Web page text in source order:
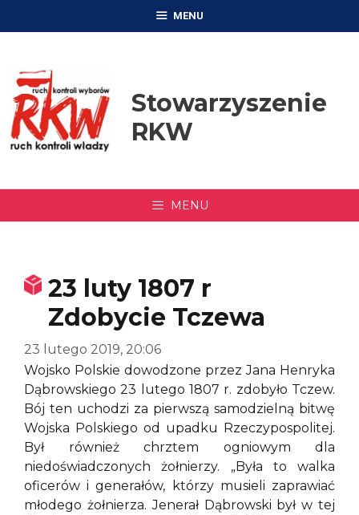
MENU
Stowarzyszenie
RKW
MENU
23 luty 1807 r
Zdobycie Tczewa
23 lutego 2019, 20:06
Wojsko Polskie dowodzone przez Jana Henryka
Dąbrowskiego 23 lutego 1807 r. zdobyło Tczew.
Bój ten uchodzi za pierwszą samodzielną bitwę
Wojska Polskiego od upadku Rzeczypospolitej.
Był również chrztem ogniowym dla
niedoświadczonych żołnierzy. „Była to walka
oficerów i generałów, którzy musieli zaprawiać
młodego żołnierza. Jenerał Dąbrowski był w tej